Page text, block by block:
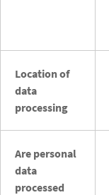
Location of
data
processing
Are personal
data
processed